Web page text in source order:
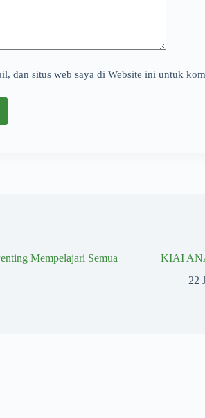
dan situs web saya di Website ini untuk
Mempelajari Semua
KIAI
22